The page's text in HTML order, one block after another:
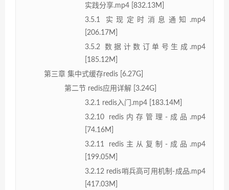
实践分享.mp4 [832.13M]
3.5.1 实现定时消息通知.mp4
[206.17M]
3.5.2 数据计数订单号生成.mp4
[185.12M]
第三章 集中式缓存redis [6.27G]
第二节 redis应用详解 [3.24G]
3.2.1 redis入门.mp4 [183.14M]
3.2.10 redis内存管理-成品.mp4
[74.16M]
3.2.11 redis主从复制-成品.mp4
[199.05M]
3.2.12 redis哨兵高可用机制-成品.mp4
[417.03M]